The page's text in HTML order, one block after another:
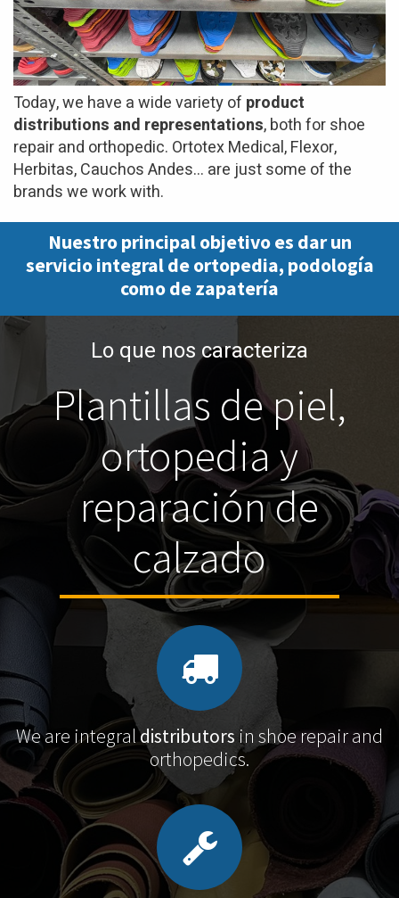
Today, we have a wide variety of product
distributions and representations, both for shoe
repair and orthopedic. Ortotex Medical, Flexor,
Herbitas, Cauchos Andes... are just some of the
brands we work with.
Nuestro principal objetivo es dar un
servicio integral de ortopedia, podología
como de zapatería
Lo que nos caracteriza
Plantillas de piel,
ortopedia y
reparación de
calzado
We are integraldistributorsin shoe repair and
orthopedics.